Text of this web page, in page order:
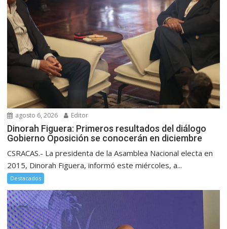
agosto 6, 2026 Editor
Dinorah Figuera: Primeros resultados del diálogo
Gobierno Oposición se conocerán en diciembre
CSRACAS.- La presidenta de la Asamblea Nacional electa en
2015, Dinorah Figuera, informó este miércoles, a...
Destacados